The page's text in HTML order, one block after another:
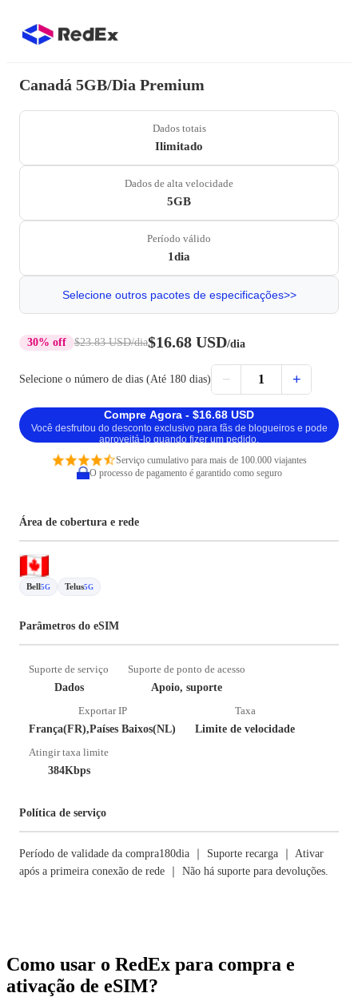
Canadá 5GB/Dia Premium
Dados totais
Ilimitado
Dados de alta velocidade
5GB
Período válido
1dia
Selecione outros pacotes de especificações>>
30% off $23.83 USD/dia$16.68 USD/dia
Selecione o número de dias (Até 180 dias) − 1 +
Compre Agora - $16.68 USD
Você desfrutou do desconto exclusivo para fãs de blogueiros e pode
aproveitá-lo quando fizer um pedido.
Serviço cumulativo para mais de 100.000 viajantes
O processo de pagamento é garantido como seguro
Área de cobertura e rede
Bell5G Telus5G
Parâmetros do eSIM
Suporte de serviço
Dados
Suporte de ponto de acesso
Apoio, suporte
Exportar IP
França(FR),Países Baixos(NL)
Taxa
Limite de velocidade
Atingir taxa limite
384Kbps
Política de serviço
Período de validade da compra180dia ｜ Suporte recarga ｜ Ativar
após a primeira conexão de rede ｜ Não há suporte para devoluções.
Como usar o RedEx para compra e
ativação de eSIM?